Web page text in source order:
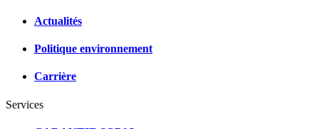
Actualités
Politique environnement
Carrière
Services